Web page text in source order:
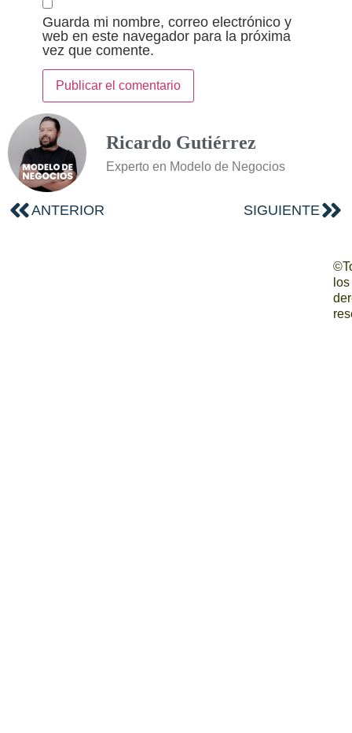
Guarda mi nombre, correo electrónico y
web en este navegador para la próxima
vez que comente.
Ricardo Gutiérrez
Experto en Modelo de Negocios
ANTERIOR SIGUIENTE
los